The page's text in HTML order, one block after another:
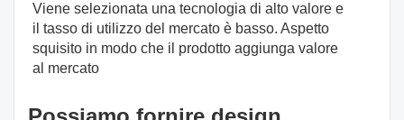
Viene selezionata una tecnologia di alto valore e
il tasso di utilizzo del mercato è basso. Aspetto
squisito in modo che il prodotto aggiunga valore
al mercato